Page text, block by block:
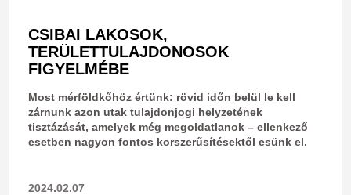
CSIBAI LAKOSOK,
TERÜLETTULAJDONOSOK
FIGYELMÉBE
Most mérföldkőhöz értünk: rövid időn belül le kell
zárnunk azon utak tulajdonjogi helyzetének
tisztázását, amelyek még megoldatlanok – ellenkező
esetben nagyon fontos korszerűsítésektől esünk el.
2024.02.07